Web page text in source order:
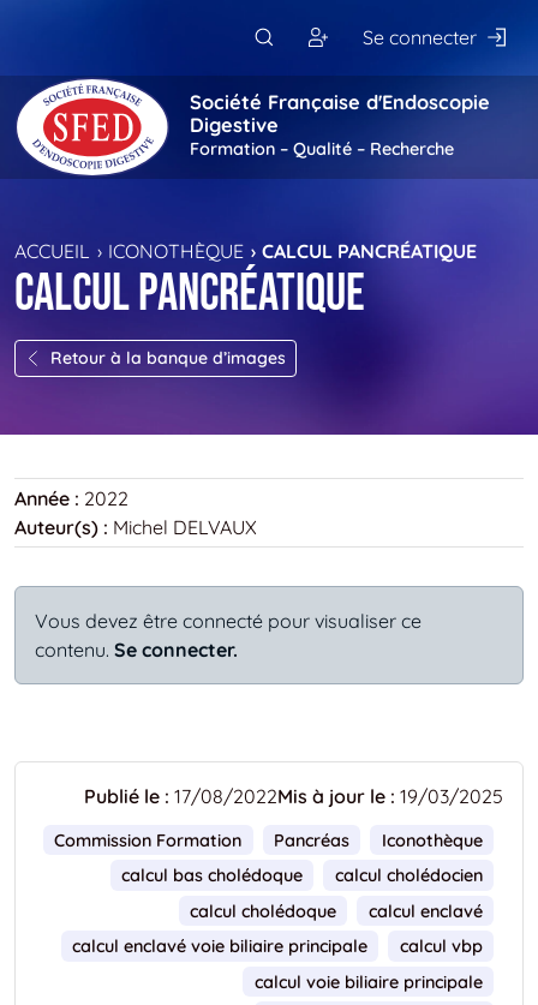
Se connecter
Société Française d'Endoscopie
Digestive
Formation – Qualité – Recherche
ACCUEIL ICONOTHÈQUE CALCUL PANCRÉATIQUE
Calcul pancréatique
Retour à la banque d’images
Année : 2022
Auteur(s) : Michel DELVAUX
Vous devez être connecté pour visualiser ce
contenu. Se connecter.
Publié le : 17/08/2022Mis à jour le : 19/03/2025
Commission Formation Pancréas
Iconothèque
calcul bas cholédoque
calcul cholédocien
calcul cholédoque
calcul enclavé
calcul enclavé voie biliaire principale
calcul vbp
calcul voie biliaire principale